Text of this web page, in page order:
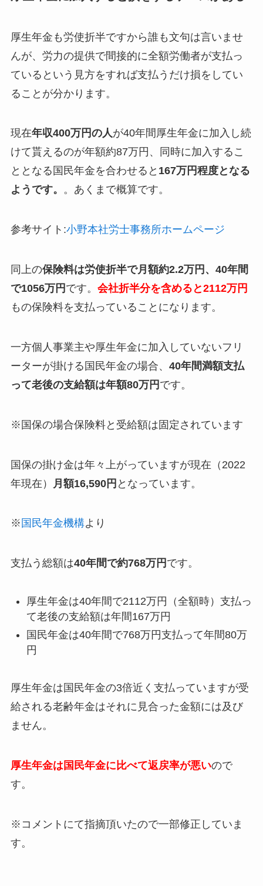
厚生年金も労使折半ですから誰も文句は言いませ
んが、労力の提供で間接的に全額労働者が支払っ
ているという見方をすれば支払うだけ損をしてい
ることが分かります。
現在年収400万円の人が40年間厚生年金に加入し続
けて貰えるのが年額約87万円、同時に加入するこ
ととなる国民年金を合わせると 167万円程度となる
ようです。 。あくまで概算です。
参考サイト:小野本社労士事務所ホームページ
同上の保険料は労使折半で月額約2.2万円、40年間
で1056万円 です。 会社折半分を含めると2112万円
もの保険料を支払っていることになります。
一方個人事業主や厚生年金に加入していないフリ
ーターが掛ける国民年金の場合、 40年間満額支払
って老後の支給額は年額80万円 です。
※国保の場合保険料と受給額は固定されています
国保の掛け金は年々上がっていますが現在（2022
年現在）
月額16,590円 となっています。
※ 国民年金機構より
支払う総額は40年間で約768万円 です。
厚生年金は40年間で2112万円（全額時）支払っ
て老後の支給額は年間167万円
国民年金は40年間で768万円支払って年間80万
円
厚生年金は国民年金の3倍近く支払っていますが受
給される老齢年金はそれに見合った金額には及び
ません。
厚生年金は国民年金に比べて返戻率が悪いので
す。
※コメントにて指摘頂いたので一部修正していま
す。